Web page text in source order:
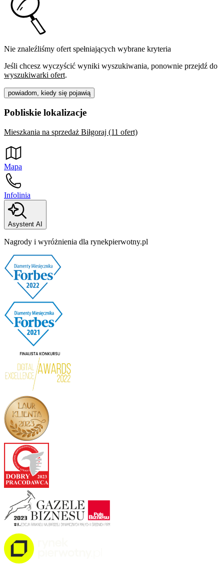
Nie znaleźliśmy ofert spełniających wybrane kryteria
Jeśli chcesz wyczyścić wyniki wyszukiwania, ponownie przejdź do
wyszukiwarki ofert.
powiadom, kiedy się pojawią
Pobliskie lokalizacje
Mieszkania na sprzedaż Biłgoraj (11 ofert)
Mapa
Infolinia
Asystent AI
Nagrody i wyróżnienia dla rynekpierwotny.pl